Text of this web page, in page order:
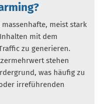
meist stark
mit dem
zu generieren.
stehen
was häufig zu
irreführenden